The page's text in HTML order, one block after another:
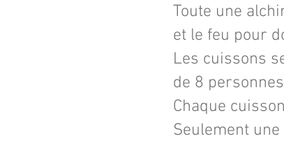
Toute une
et le feu pour
Les cuissons
de 8
Chaque
Seulement